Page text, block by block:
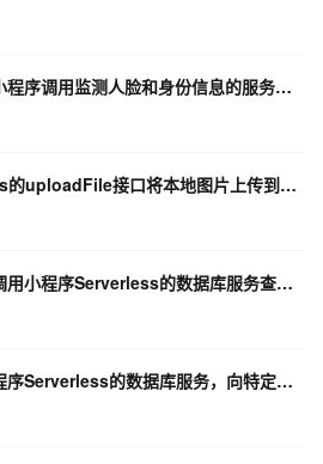
视觉智能开放平台中，有小程序调用监测人脸和身份信息的服务吗？
如何使用小程序Serverless的uploadFile接口将本地图片上传到文件服务，并处理上传成功
如何在页面加载完成后，调用小程序Serverless的数据库服务查询数据，并设置到页面的数据对象中？
如何在其他文件中调用小程序Serverless的数据库服务，向特定集合中插入数据？